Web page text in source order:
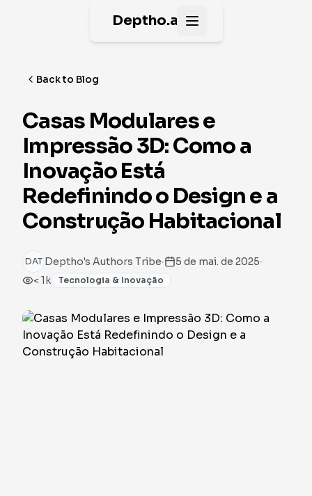
Deptho.ai Open main menu
Back to Blog
Casas Modulares e
Impressão 3D: Como a
Inovação Está
Redefinindo o Design e a
Construção Habitacional
DAT Deptho's Authors Tribe· 5 de mai. de 2025·
< 1k Tecnologia & Inovação